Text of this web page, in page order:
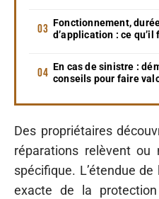
Fonctionnement,
d’application : ce qu’il
En cas de sinistre :
conseils pour faire
Des propriétaires
réparations relèvent
spécifique. L’étendue
exacte de la